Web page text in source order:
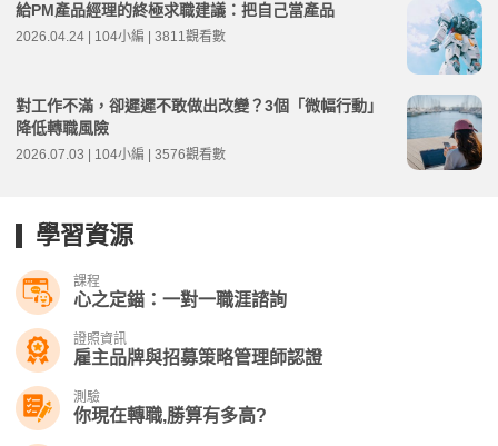
給PM產品經理的終極求職建議：把自己當產品
2026.04.24 | 104小編 | 3811觀看數
對工作不滿，卻遲遲不敢做出改變？3個「微幅行動」
降低轉職風險
2026.07.03 | 104小編 | 3576觀看數
學習資源
課程
心之定錨：一對一職涯諮詢
證照資訊
雇主品牌與招募策略管理師認證
測驗
你現在轉職,勝算有多高?